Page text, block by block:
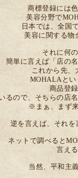
商標登録には
美容分野で
日本では、全国
美容に関する物
それに何
簡単に言えば「店の
これから先、
MOHALAとい
商品登
るので、そちらの店
※まぁ、まず
逆を言えば、それ
ネットで調べると
言え
当然、平和主